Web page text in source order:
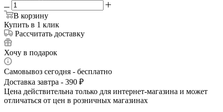
В корзину
Купить в 1 клик
Рассчитать доставку
Хочу в подарок
Самовывоз сегодня - бесплатно
Доставка завтра - 390 ₽
Цена действительна только для интернет-магазина и может
отличаться от цен в розничных магазинах